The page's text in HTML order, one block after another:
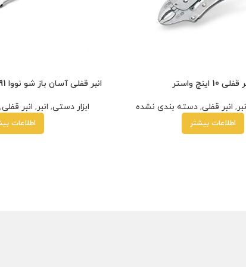
10 اینچ واستر
, انبر قفلی, دسته بندی نشده
اطلاعات بیشتر
انبر قفلی آسان باز شو نووا NTP-2291 سایز 10 اینچ
ابزار دستی, انبر , انبر قفلی,
اطلاعات
هر هر قسط230,000 خرید قسطی با ترب‌پی بدون کارمزد